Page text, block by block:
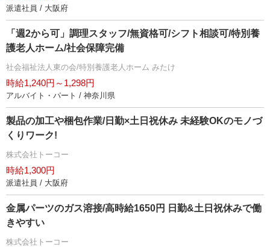
派遣社員 / 大阪府
「週2から可」調理スタッフ/無資格可/シフト相談可/特別養
護老人ホーム/社会保障完備
社会福祉法人東の会/特別養護老人ホーム みたけ
時給1,240円～1,298円
アルバイト・パート / 神奈川県
製品の加工や梱包作業/日勤×土日祝休み 未経験OKのモノづ
くりワーク!
株式会社トーコー
時給1,300円
派遣社員 / 大阪府
金属パーツのガス溶接/高時給1650円 日勤&土日祝休みで働
きやすい
株式会社トーコー